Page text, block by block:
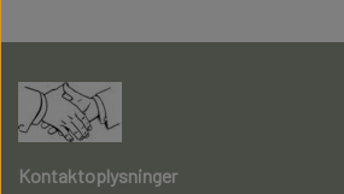
Kontaktoplysninger